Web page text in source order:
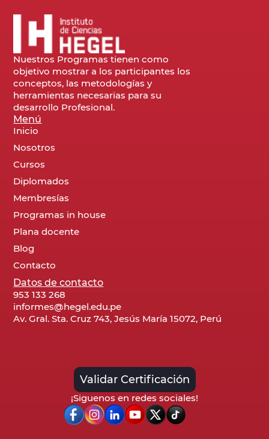
Nuestros Programas tienen como
objetivo mostrar a los participantes los
conceptos, las metodologías y
herramientas necesarias para su
desarrollo Profesional.
Menú
Inicio
Nosotros
Cursos
Diplomados
Membresías
Programas in house
Plana docente
Blog
Contacto
Datos de contacto
953 133 268
informes@hegel.edu.pe
Av. Gral. Sta. Cruz 743, Jesús María 15072, Perú
Validar Certificación
¡Siguenos en redes sociales!